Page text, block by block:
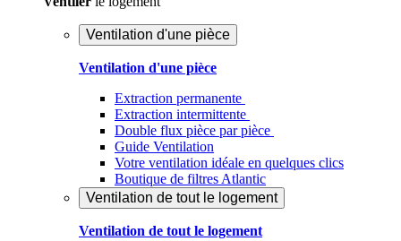
Ventilation d'une pièce
Ventilation d'une pièce
Extraction permanente
Extraction intermittente
Double flux pièce par pièce
Guide Ventilation
Votre ventilation idéale en quelques clics
Boutique de filtres Atlantic
Ventilation de tout le logement
Ventilation de tout le logement